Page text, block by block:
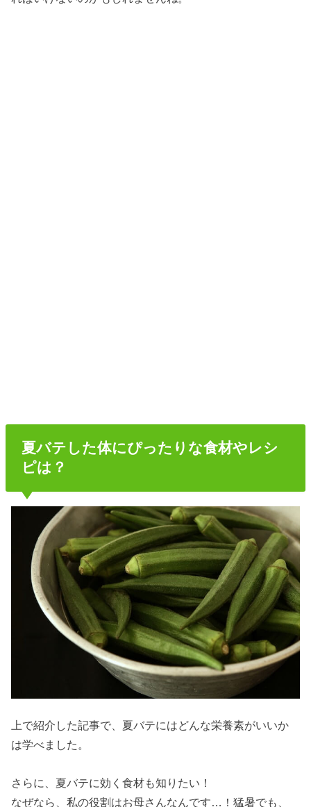
夏バテした体にぴったりな食材やレシ
ピは？
上で紹介した記事で、夏バテにはどんな栄養素がいいか
は学べました。
さらに、夏バテに効く食材も知りたい！
なぜなら、私の役割はお母さんなんです…！猛暑でも、